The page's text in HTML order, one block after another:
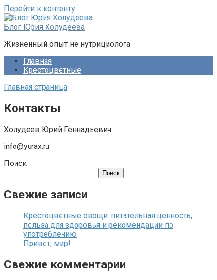
Перейти к контенту
Блог Юрия Холудеева
Жизненный опыт не нутрициолога
Главная
Крестоцветные
Главная страница
Контакты
Холудеев Юрий Геннадьевич
info@yurax.ru
Поиск
Поиск
Свежие записи
Крестоцветные овощи: питательная ценность,
польза для здоровья и рекомендации по
употреблению
Привет, мир!
Свежие комментарии